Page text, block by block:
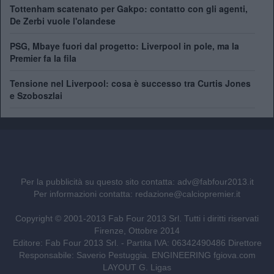
Tottenham scatenato per Gakpo: contatto con gli agenti,
De Zerbi vuole l'olandese
PSG, Mbaye fuori dal progetto: Liverpool in pole, ma la
Premier fa la fila
Tensione nel Liverpool: cosa è successo tra Curtis Jones
e Szoboszlai
Per la pubblicità su questo sito contatta: adv@fabfour2013.it
Per informazioni contatta: redazione@calciopremier.it
Copyright © 2001-2013 Fab Four 2013 Srl. Tutti i diritti riservati
Firenze, Ottobre 2014
Editore: Fab Four 2013 Srl. - Partita IVA: 06342490486 Direttore
Responsabile: Saverio Pestuggia. ENGINEERING fgiova.com
LAYOUT G. Ligas